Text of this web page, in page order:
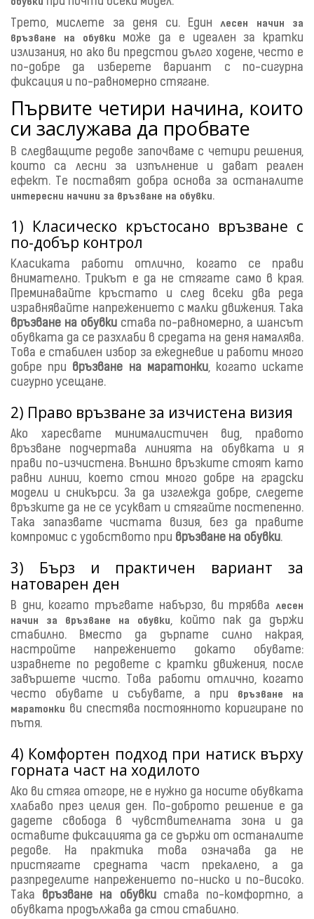
обувки
Трето, мислете за деня си. Единлесен начин за
връзване на обувки може да е идеален за кратки
излизания, но ако ви предстои дълго ходене, често е
по-добре да изберете вариант с по-сигурна
фиксация и по-равномерно стягане.
Първите четири начина, които
си заслужава да пробвате
В следващите редове започваме с четири решения,
които са лесни за изпълнение и дават реален
ефект. Те поставят добра основа за останалите
интересни начини за връзване на обувки.
1) Класическо кръстосано връзване с
по-добър контрол
Класиката работи отлично, когато се прави
внимателно. Трикът е да не стягате само в края.
Преминавайте кръстато и след всеки два реда
изравнявайте напрежението с малки движения. Така
връзване на обувки става по-равномерно, а шансът
обувката да се разхлаби в средата на деня намалява.
Това е стабилен избор за ежедневие и работи много
добре при връзване на маратонки, когато искате
сигурно усещане.
2) Право връзване за изчистена визия
Ако харесвате минималистичен вид, правото
връзване подчертава линията на обувката и я
прави по-изчистена. Външно връзките стоят като
равни линии, което стои много добре на градски
модели и сникърси. За да изглежда добре, следете
връзките да не се усукват и стягайте постепенно.
Така запазвате чистата визия, без да правите
компромис с удобството при връзване на обувки.
3) Бърз и практичен вариант за
натоварен ден
В дни, когато тръгвате набързо, ви трябва лесен
начин за връзване на обувки, който пак да държи
стабилно. Вместо да дърпате силно накрая,
настройте напрежението докато обувате:
изравнете по редовете с кратки движения, после
завършете чисто. Това работи отлично, когато
често обувате и събувате, а при
връзване на
маратонки ви спестява постоянното коригиране по
пътя.
4) Комфортен подход при натиск върху
горната част на ходилото
Ако ви стяга отгоре, не е нужно да носите обувката
хлабаво през целия ден. По-доброто решение е да
дадете свобода в чувствителната зона и да
оставите фиксацията да се държи от останалите
редове. На практика това означава да не
пристягате средната част прекалено, а да
разпределите напрежението по-ниско и по-високо.
Така връзване на обувки става по-комфортно, а
обувката продължава да стои стабилно.